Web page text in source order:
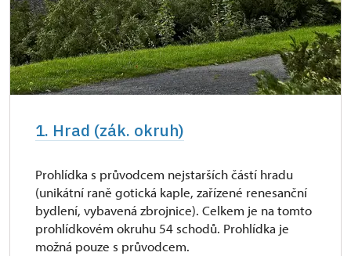
1. Hrad (zák. okruh)
Prohlídka s průvodcem nejstarších částí hradu
(unikátní raně gotická kaple, zařízené renesanční
bydlení, vybavená zbrojnice). Celkem je na tomto
prohlídkovém okruhu 54 schodů. Prohlídka je
možná pouze s průvodcem.